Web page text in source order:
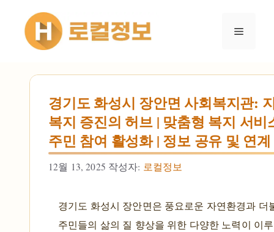
건너뛰기
메뉴
경기도 화성시 장안면 사회복지관:
복지 증진의 허브 | 맞춤형 복지 서비
주민 참여 활성화 | 정보 공유 및 연
12월 13, 2025 작성자: 로컬정보
경기도 화성시 장안면은 풍요로운 자연환경과 더
주민들의 삶의 질 향상을 위한 다양한 노력이 이